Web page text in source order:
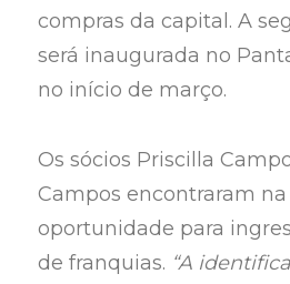
compras da capital. A
será inaugurada no
no início de março.
Os sócios Priscilla
Campos encontraram na
oportunidade para
de franquias. “A